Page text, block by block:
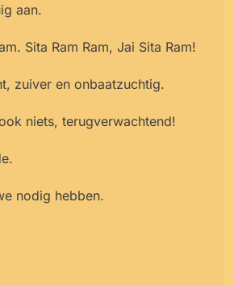
aan.
Sita Ram Ram, Jai Sita Ram!
zuiver en onbaatzuchtig.
niets, terugverwachtend!
nodig hebben.